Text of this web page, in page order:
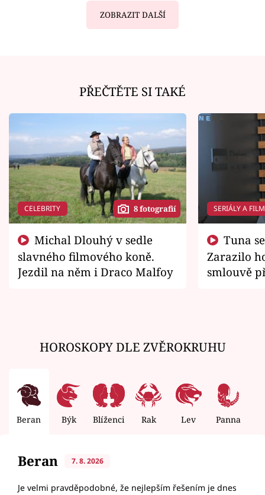
ZOBRAZIT DALŠÍ
PŘEČTĚTE SI TAKÉ
CELEBRITY 8 fotografií
slavného filmového koně.
Jezdil na něm i Draco Malfoy
SERIÁLY A
Zarazilo
smlouvě
HOROSKOPY DLE ZVĚROKRUHU
Beran Býk Blíženci Rak Lev Panna
Beran 7. 8. 2026
Je velmi pravděpodobné, že nejlepším řešením je dnes